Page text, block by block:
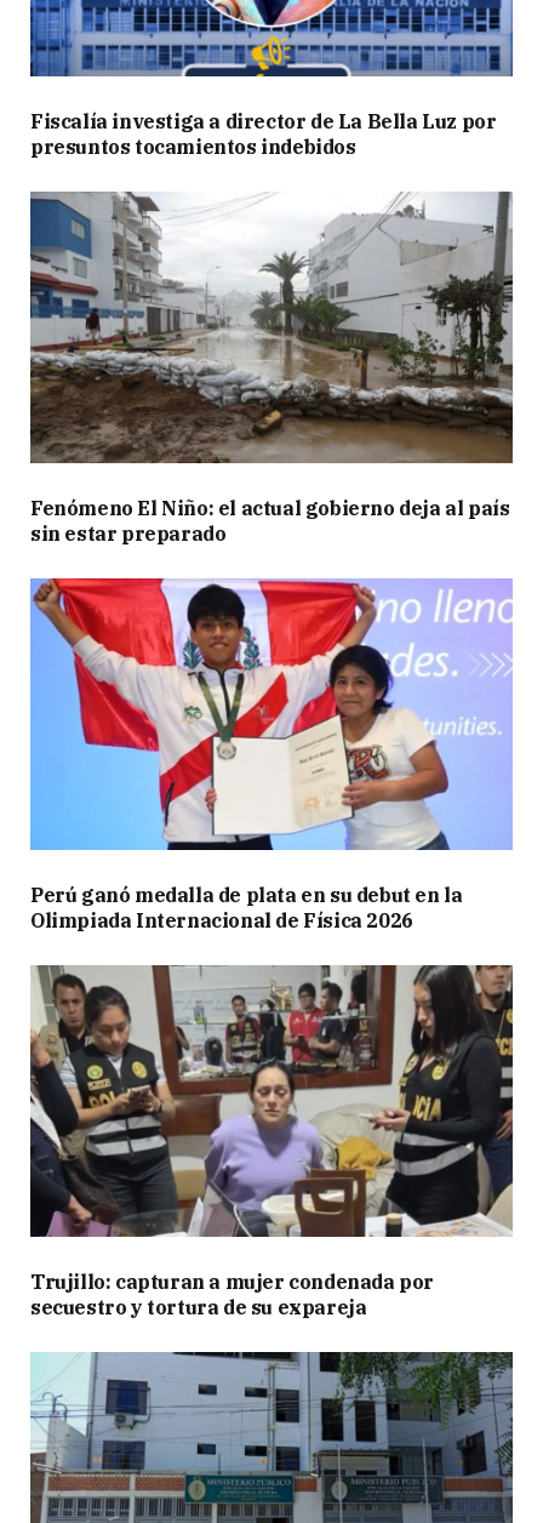
Fiscalía investiga a director de La Bella Luz por
presuntos tocamientos indebidos
Fenómeno El Niño: el actual gobierno deja al país
sin estar preparado
Perú ganó medalla de plata en su debut en la
Olimpiada Internacional de Física 2026
Trujillo: capturan a mujer condenada por
secuestro y tortura de su expareja